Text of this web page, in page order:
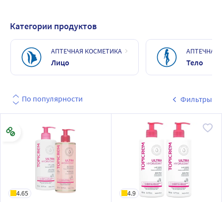
Категории продуктов
АПТЕЧНАЯ КОСМЕТИКА
Лицо
АПТЕЧНАЯ
Тело
По популярности Фильтры
4.65 4.9